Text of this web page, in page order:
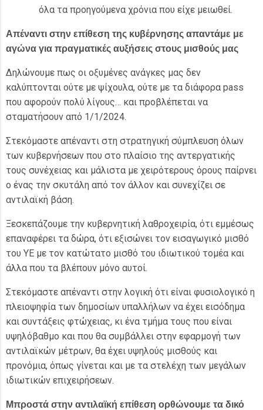
όλα τα προηγούμενα χρόνια που είχε μειωθεί.
Απέναντι στην επίθεση της κυβέρνησης απαντάμε με
αγώνα για πραγματικές αυξήσεις στους μισθούς μας
Δηλώνουμε πως οι οξυμένες ανάγκες μας δεν
καλύπτονται ούτε με ψίχουλα, ούτε με τα διάφορα pass
που αφορούν πολύ λίγους… και προβλέπεται να
σταματήσουν από 1/1/2024.
Στεκόμαστε απέναντι στη στρατηγική σύμπλευση όλων
των κυβερνήσεων που στο πλαίσιο της αντεργατικής
τους συνέχειας και μάλιστα με χειρότερους όρους παίρνει
ο ένας την σκυτάλη από τον άλλον και συνεχίζει σε
αντιλαϊκή βάση.
Ξεσκεπάζουμε την κυβερνητική λαθροχειρία, ότι εμμέσως
επαναφέρει τα δώρα, ότι εξισώνει τον εισαγωγικό μισθό
του ΥΕ με τον κατώτατο μισθό του ιδιωτικού τομέα και
άλλα που τα βλέπουν μόνο αυτοί.
Στεκόμαστε απέναντι στην λογική ότι είναι φυσιολογικό η
πλειοψηφία των δημοσίων υπαλλήλων να έχει εισόδημα
και συντάξεις φτώχειας, κι ένα τμήμα τους που είναι
υψηλόβαθμο και που θα συμβάλλει στην εφαρμογή των
αντιλαϊκών μέτρων, θα έχει υψηλούς μισθούς και
προνόμια, όπως γίνεται και με τα στελέχη των μεγάλων
ιδιωτικών επιχειρήσεων.
Μπροστά στην αντιλαϊκή επίθεση ορθώνουμε τα δικό